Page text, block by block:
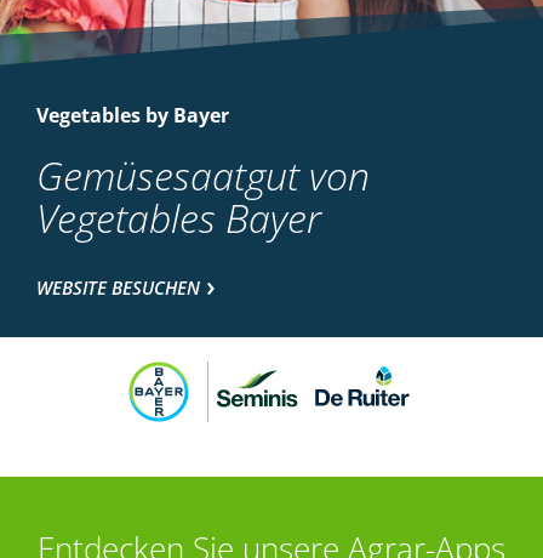
Vegetables by Bayer
Gemüsesaatgut von
Vegetables Bayer
WEBSITE BESUCHEN
Entdecken Sie unsere Agrar-Apps